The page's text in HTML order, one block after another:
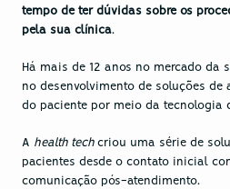
tempo de ter dúvidas sobre os
pela sua clínica.
Há mais de 12 anos no mercado da
no desenvolvimento de soluções de
do paciente por meio da tecnologia
A health tech criou uma série de
pacientes desde o contato inicial
comunicação pós-atendimento.